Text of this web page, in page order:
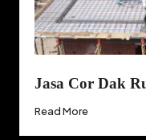
Jasa Cor Dak
Read More